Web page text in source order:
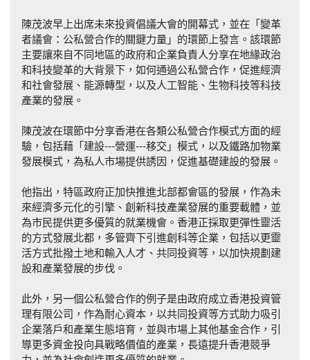
陳茂波早上出席未來投資倡議大會的開幕式，並在「變革
者議會：公私營合作的關鍵力量」的環節上發言。該環節
主要讓來自不同地區的政府和企業負責人分享在地緣政治
和科技變革的大背景下，如何通過公私營合作，促進經濟
和社會發展、能源轉型，以及人工智能、生物科技等科技
產業的發展。
陳茂波在環節中分享香港在各類公私營合作模式方面的經
驗，包括藉「建設---營運---移交」模式，以及鐵路加物業
發展模式，為私人市場提供誘因，促進基礎建設的發展。
他指出，特區政府正加快推進北部都會區的發展，作為未
來經濟多元化的引擎、創新科技產業發展的重要載體，並
為市民提供更多優質的就業機會。香港正採取更彈性靈活
的方式發展北都，多管齊下引進創科等企業，包括以更靈
活方式批撥土地和輸入人才、共同投資等，以加快規劃建
設和產業發展的步伐。
此外，另一個公私營合作的例子是由政府成立香港投資管
理有限公司，作為耐心資本，以共同投資等方式助力吸引
企業落戶和產業生態培育，並與市場上其他基金合作，引
導更多資金投向具戰略價值的產業，長遠提升香港競爭